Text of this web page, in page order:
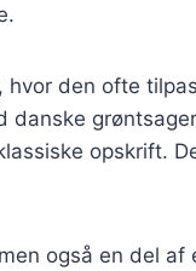
hvor den ofte
danske
opskrift.
også en del af